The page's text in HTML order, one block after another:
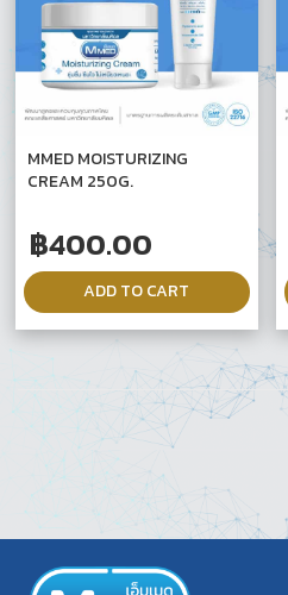
MMED MOISTURIZING
CREAM 250G.
฿400.00
ADD TO CART